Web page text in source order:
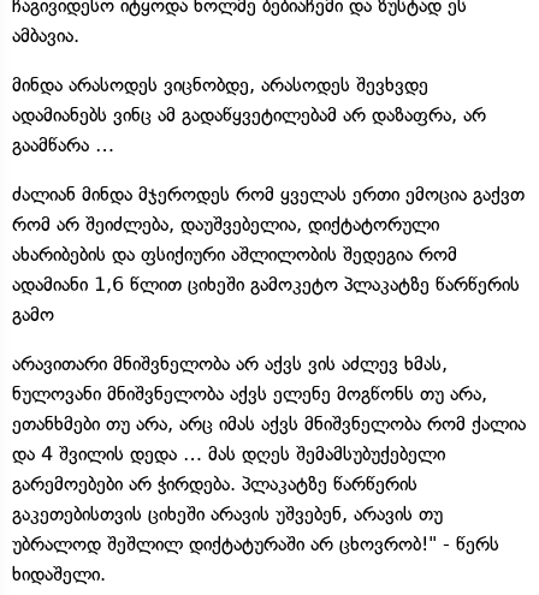
ჩაგივიდესო იტყოდა ხოლმე ბებიაჩემი და ზუსტად ეს
ამბავია.
მინდა არასოდეს ვიცნობდე, არასოდეს შევხვდე
ადამიანებს ვინც ამ გადაწყვეტილებამ არ დაზაფრა, არ
გაამწარა …
ძალიან მინდა მჯეროდეს რომ ყველას ერთი ემოცია გაქვთ
რომ არ შეიძლება, დაუშვებელია, დიქტატორული
ახარიბების და ფსიქიური აშლილობის შედეგია რომ
ადამიანი 1,6 წლით ციხეში გამოკეტო პლაკატზე წარწერის
გამო
არავითარი მნიშვნელობა არ აქვს ვის აძლევ ხმას,
ნულოვანი მნიშვნელობა აქვს ელენე მოგწონს თუ არა,
ეთანხმები თუ არა, არც იმას აქვს მნიშვნელობა რომ ქალია
და 4 შვილის დედა … მას დღეს შემამსუბუქებელი
გარემოებები არ ჭირდება. პლაკატზე წარწერის
გაკეთებისთვის ციხეში არავის უშვებენ, არავის თუ
უბრალოდ შეშლილ დიქტატურაში არ ცხოვრობ!" - წერს
ხიდაშელი.